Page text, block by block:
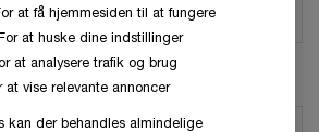
at få hjemmesiden til at fungere
at huske dine indstillinger
at analysere trafik og brug
at vise relevante annoncer
kan der behandles almindelige